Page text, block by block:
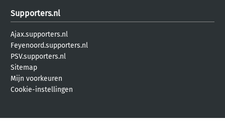
Supporters.nl
Ajax.supporters.nl
Feyenoord.supporters.nl
PSV.supporters.nl
Sitemap
Mijn voorkeuren
Cookie-instellingen